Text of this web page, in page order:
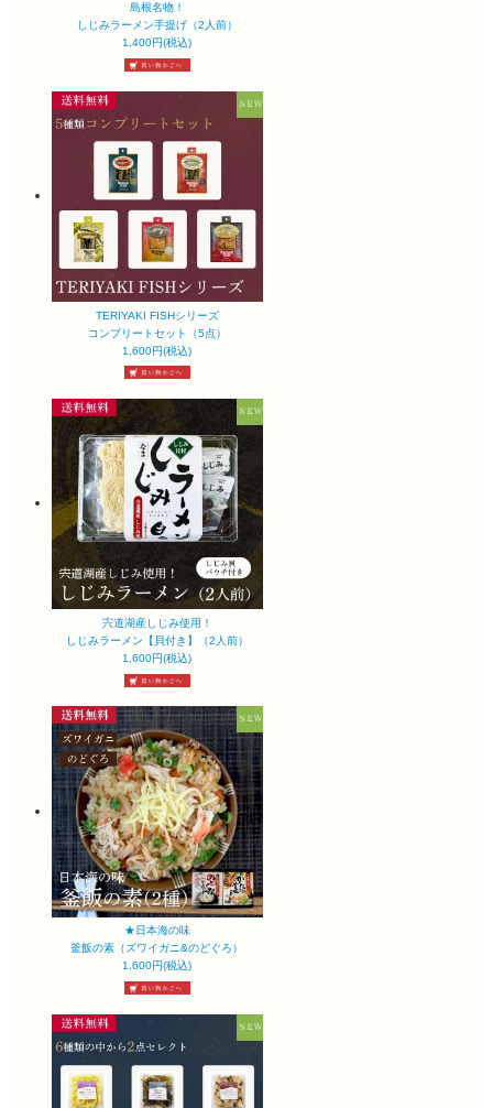
島根名物！
しじみラーメン手提げ（2人前）
1,400円(税込)
TERIYAKI FISHシリーズ
コンプリートセット（5点）
1,600円(税込)
宍道湖産しじみ使用！
しじみラーメン【貝付き】（2人前）
1,600円(税込)
★日本海の味
釜飯の素（ズワイガニ&のどぐろ）
1,600円(税込)